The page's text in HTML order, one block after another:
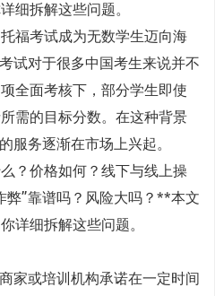
细拆解这些问题。
福考试成为无数学生迈向海
试对于很多中国考生来说并不
全面考核下，部分学生即使
需的目标分数。在这种背景
服务逐渐在市场上兴起。
？价格如何？线下与线上操
弊”靠谱吗？风险大吗？**本文
详细拆解这些问题。
家或培训机构承诺在一定时间